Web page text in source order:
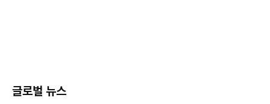
글로벌 뉴스